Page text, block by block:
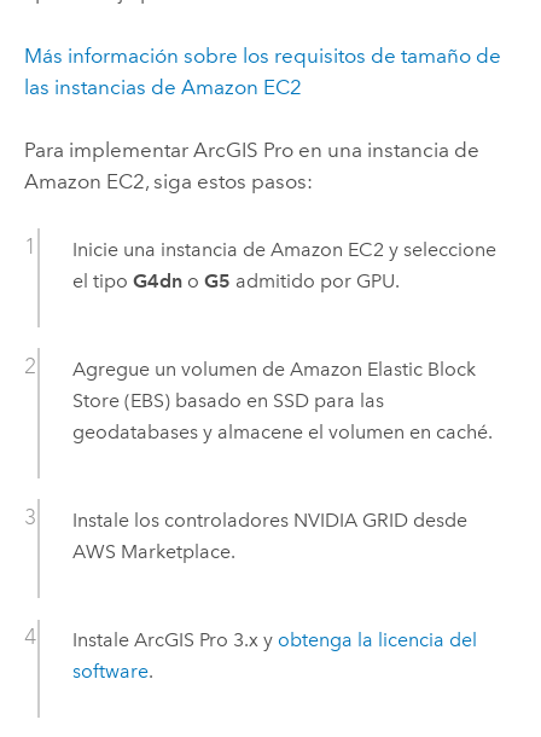
Más información sobre los requisitos de tamaño de
las instancias de Amazon EC2
Para implementar ArcGIS Proen una instancia de
Amazon EC2, siga estos pasos:
Inicie una instancia de Amazon EC2 y seleccione
el tipo G4dno G5 admitido por GPU.
Agregue un volumen de Amazon Elastic Block
Store (EBS)basado en SSD para las
geodatabases y almacene el volumen en caché.
Instale los controladores NVIDIAGRID desde
AWS Marketplace.
Instale ArcGIS Pro 3.x y obtenga la licencia del
software.